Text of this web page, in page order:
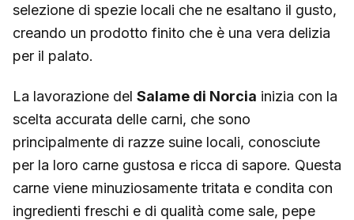
selezione di spezie locali che ne esaltano il gusto,
creando un prodotto finito che è una vera delizia
per il palato.
La lavorazione del Salame di Norcia inizia con la
scelta accurata delle carni, che sono
principalmente di razze suine locali, conosciute
per la loro carne gustosa e ricca di sapore. Questa
carne viene minuziosamente tritata e condita con
ingredienti freschi e di qualità come sale, pepe